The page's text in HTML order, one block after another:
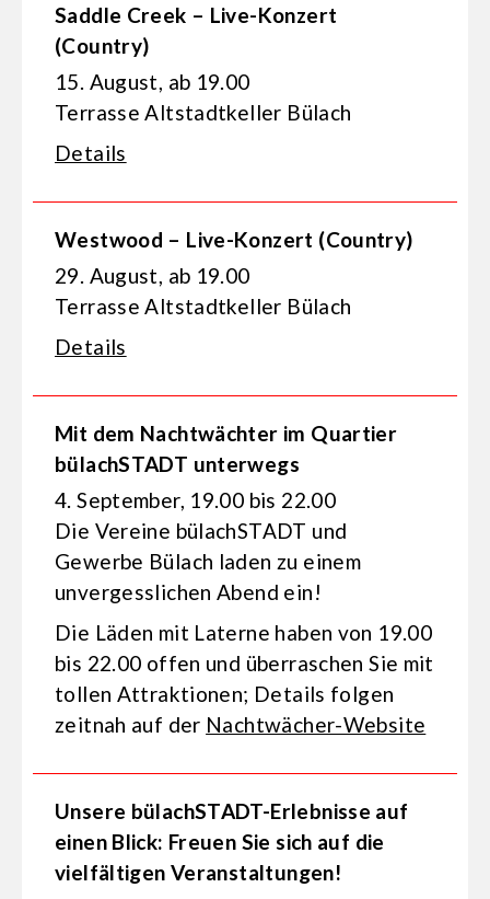
Saddle Creek – Live-Konzert
(Country)
15. August, ab 19.00
Terrasse Altstadtkeller Bülach
Details
Westwood – Live-Konzert (Country)
29. August, ab 19.00
Terrasse Altstadtkeller Bülach
Details
Mit dem Nachtwächter im Quartier
bülachSTADT unterwegs
4. September, 19.00 bis 22.00
Die Vereine bülachSTADT und
Gewerbe Bülach laden zu einem
unvergesslichen Abend ein!
Die Läden mit Laterne haben von 19.00
bis 22.00 offen und überraschen Sie mit
tollen Attraktionen; Details folgen
zeitnah auf der Nachtwächer-Website
Unsere bülachSTADT-Erlebnisse auf
einen Blick: Freuen Sie sich auf die
vielfältigen Veranstaltungen!